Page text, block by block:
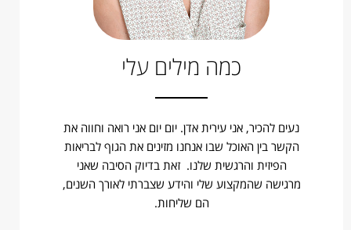
כמה מילים עלי
נעים להכיר, אני עירית אדן. יום יום אני רואה וחווה את
הקשר בין האוכל שבו אנחנו מזינים את הגוף לבריאות
הפיזית והרגשית שלנו. זאת בדיוק הסיבה שאני
מרגישה שהמקצוע שלי והידע שצברתי לאורך השנים,
הם שליחות.